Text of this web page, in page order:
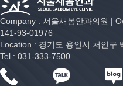
Company : 서울새봄안과의원 |
141-93-01976
Location : 경기도 용인시 처인구
Tel : 031-333-7500